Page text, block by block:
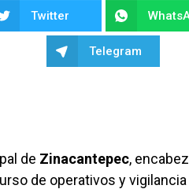
Twitter
Telegram
de Zinacantepec,
de operativos y